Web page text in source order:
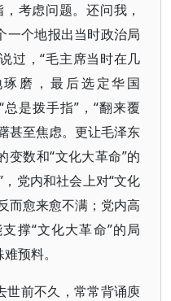
考虑问题。还问我，
一个地报出当时政治局
过，“毛主席当时在几
磨，最后选定华国
总是拨手指”，“翻来覆
甚至焦虑。更让毛泽东
变数和“文化大革命”的
党内和社会上对“文化
而愈来愈不满；党内高
撑“文化大革命”的局
预料。
世前不久，常常背诵庾